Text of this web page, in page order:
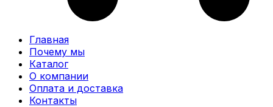
Главная
Почему мы
Каталог
О компании
Оплата и доставка
Контакты